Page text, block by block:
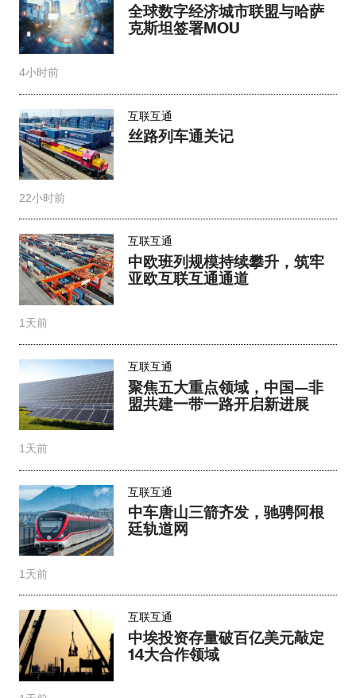
全球数字经济城市联盟与哈萨
克斯坦签署MOU
4小时前
互联互通
丝路列车通关记
22小时前
互联互通
中欧班列规模持续攀升，筑牢
亚欧互联互通通道
1天前
互联互通
聚焦五大重点领域，中国—非
盟共建一带一路开启新进展
1天前
互联互通
中车唐山三箭齐发，驰骋阿根
廷轨道网
1天前
互联互通
中埃投资存量破百亿美元敲定
14大合作领域